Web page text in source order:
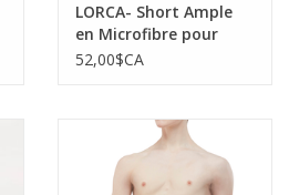
LORCA- Short Ample
en Microfibre pour
Homme-NOIR
52,00$CA